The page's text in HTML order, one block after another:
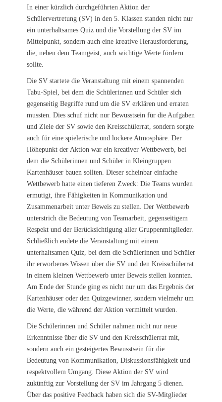
In einer kürzlich durchgeführten Aktion der
Schülervertretung (SV) in den 5. Klassen standen nicht nur
ein unterhaltsames Quiz und die Vorstellung der SV im
Mittelpunkt, sondern auch eine kreative Herausforderung,
die, neben dem Teamgeist, auch wichtige Werte fördern
sollte.
Die SV startete die Veranstaltung mit einem spannenden
Tabu-Spiel, bei dem die Schülerinnen und Schüler sich
gegenseitig Begriffe rund um die SV erklären und erraten
mussten. Dies schuf nicht nur Bewusstsein für die Aufgaben
und Ziele der SV sowie den Kreisschülerrat, sondern sorgte
auch für eine spielerische und lockere Atmosphäre. Der
Höhepunkt der Aktion war ein kreativer Wettbewerb, bei
dem die Schülerinnen und Schüler in Kleingruppen
Kartenhäuser bauen sollten. Dieser scheinbar einfache
Wettbewerb hatte einen tieferen Zweck: Die Teams wurden
ermutigt, ihre Fähigkeiten in Kommunikation und
Zusammenarbeit unter Beweis zu stellen. Der Wettbewerb
unterstrich die Bedeutung von Teamarbeit, gegenseitigem
Respekt und der Berücksichtigung aller Gruppenmitglieder.
Schließlich endete die Veranstaltung mit einem
unterhaltsamen Quiz, bei dem die Schülerinnen und Schüler
ihr erworbenes Wissen über die SV und den Kreisschülerrat
in einem kleinen Wettbewerb unter Beweis stellen konnten.
Am Ende der Stunde ging es nicht nur um das Ergebnis der
Kartenhäuser oder den Quizgewinner, sondern vielmehr um
die Werte, die während der Aktion vermittelt wurden.
Die Schülerinnen und Schüler nahmen nicht nur neue
Erkenntnisse über die SV und den Kreisschülerrat mit,
sondern auch ein gesteigertes Bewusstsein für die
Bedeutung von Kommunikation, Diskussionsfähigkeit und
respektvollem Umgang. Diese Aktion der SV wird
zukünftig zur Vorstellung der SV im Jahrgang 5 dienen.
Über das positive Feedback haben sich die SV-Mitglieder